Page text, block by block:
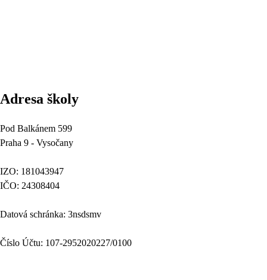
Adresa školy
Pod Balkánem 599
Praha 9 - Vysočany
IZO: 181043947
IČO: 24308404
Datová schránka: 3nsdsmv
Číslo Účtu: 107-2952020227/0100